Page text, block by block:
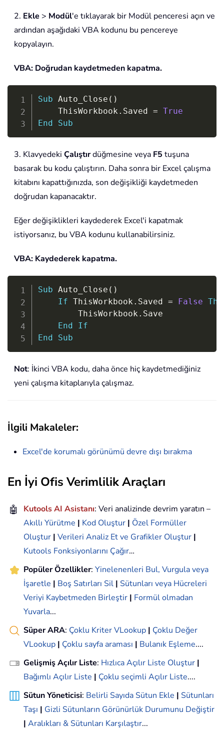
2. Ekle > Modül'e tıklayarak bir Modül penceresi açın ve
ardından aşağıdaki VBA kodunu bu pencereye
kopyalayın.
VBA: Doğrudan kaydetmeden kapatma.
Sub Auto_Close ( )
    ThisWorkbook
. Saved = True
End
Sub
3. Klavyedeki Çalıştırdüğmesine veya F5 tuşuna
basarak bu kodu çalıştırın. Daha sonra bir Excel çalışma
kitabını kapattığınızda, son değişikliği kaydetmeden
doğrudan kapanacaktır.
Eğer değişiklikleri kaydederek Excel'i kapatmak
istiyorsanız, bu VBA kodunu kullanabilirsiniz.
VBA: Kaydederek kapatma.
Sub Auto_Close ( )
If ThisWorkbook . Saved = False
        ThisWorkbook
. Save
End
If
End
Sub
Not: İkinci VBA kodu, daha önce hiç kaydetmediğiniz
yeni çalışma kitaplarıyla çalışmaz.
İlgili Makaleler:
Excel'de korumalı görünümü devre dışı bırakma
En İyi Ofis Verimlilik Araçları
🤖 Kutools AI Asistanı: Veri analizinde devrim yaratın –
Akıllı Yürütme | Kod Oluştur | Özel Formüller
Oluştur | Verileri Analiz Et ve Grafikler Oluştur |
Kutools Fonksiyonlarını Çağır…
Popüler Özellikler: Yinelenenleri Bul, Vurgula veya
İşaretle | Boş Satırları Sil | Sütunları veya Hücreleri
Veriyi Kaybetmeden Birleştir | Formül olmadan
Yuvarla...
Süper ARA: Çoklu Kriter VLookup | Çoklu Değer
VLookup | Çoklu sayfa araması | Bulanık Eşleme....
Gelişmiş Açılır Liste: Hızlıca Açılır Liste Oluştur |
Bağımlı Açılır Liste | Çoklu seçimli Açılır Liste....
Sütun Yöneticisi: Belirli Sayıda Sütun Ekle | Sütunları
Taşı | Gizli Sütunların Görünürlük Durumunu Değiştir
| Aralıkları & Sütunları Karşılaştır...